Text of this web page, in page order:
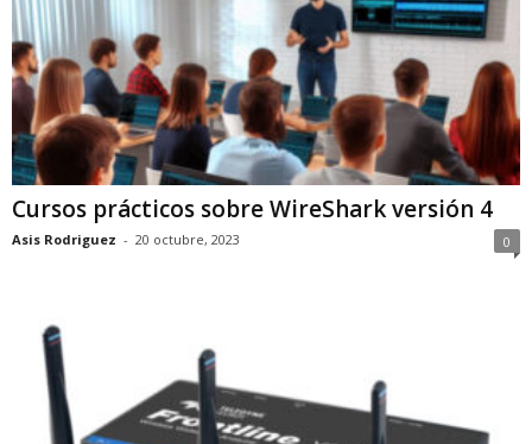
Cursos prácticos sobre WireShark versión 4
Asis Rodriguez - 20 octubre, 2023 0